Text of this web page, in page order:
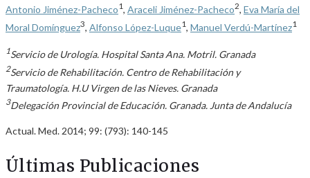
Antonio Jiménez-Pacheco1, Araceli Jiménez-Pacheco2, Eva María del
Moral Domínguez3 Alfonso López-Luque1 Manuel Verdú-Martínez1
1Servicio de Urología. Hospital Santa Ana. Motril. Granada
2Servicio de Rehabilitación. Centro de Rehabilitación y
Traumatología. H.U Virgen de las Nieves. Granada
3Delegación Provincial de Educación. Granada. Junta de Andalucía
Actual. Med. 2014; 99: (793): 140-145
Últimas Publicaciones